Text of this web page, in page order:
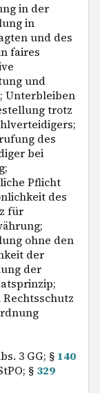
in der
in
und des
faires
und
Unterbleiben
trotz
des
bei
Pflicht
des
für
ohne den
der
der
3 GG; § 140
§ 329